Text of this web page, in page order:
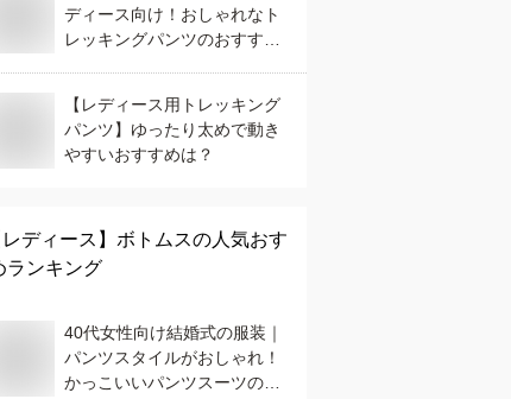
ディース向け！おしゃれなト
レッキングパンツのおすすめ
【レディース用トレッキング
パンツ】ゆったり太めで動き
やすいおすすめは？
レディース】 ボトムスの人気おす
ランキング
40代女性向け結婚式の服装｜
パンツスタイルがおしゃれ！
かっこいいパンツスーツのお